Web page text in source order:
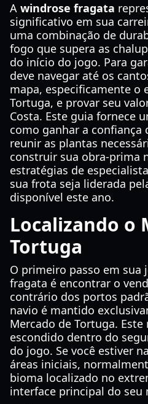
A windrose fragata
significativo em sua
uma combinação de
fogo que supera as
do início do jogo. Para
deve navegar até os
mapa, especificamente o
Tortuga, e provar seu
Costa. Este guia fornece
como ganhar a confiança
reunir as plantas
construir sua obra-prima
estratégias de
sua frota seja liderada
disponível este ano.
Localizando o
Tortuga
O primeiro passo em sua
fragata é encontrar o
contrário dos portos
navio é mantido
Mercado de Tortuga. Este
escondido dentro do
do jogo. Se você estiver
áreas iniciais,
bioma localizado no
interface principal do seu